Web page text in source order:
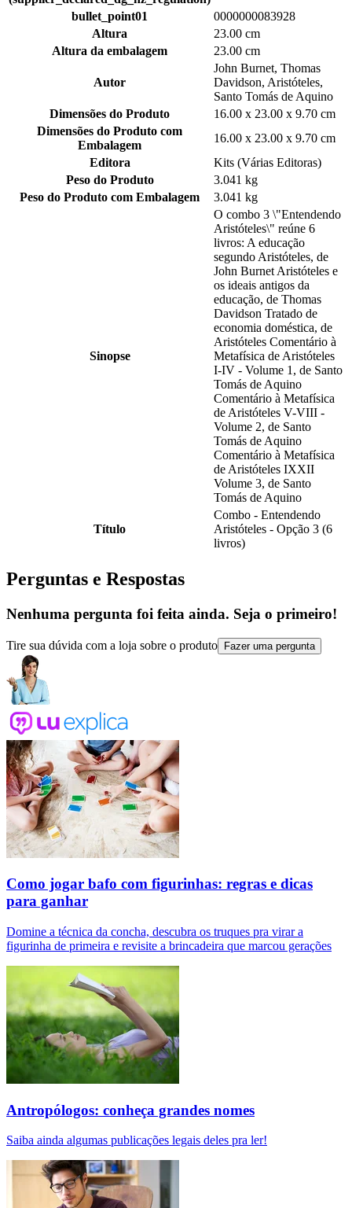
bullet_point01
0000000083928
Altura
23.00 cm
Altura da embalagem
23.00 cm
Autor
John Burnet, Thomas
Davidson, Aristóteles,
Santo Tomás de Aquino
Dimensões do Produto
16.00 x 23.00 x 9.70 cm
Dimensões do Produto com
Embalagem
16.00 x 23.00 x 9.70 cm
Editora
Kits (Várias Editoras)
Peso do Produto
3.041 kg
Peso do Produto com Embalagem
3.041 kg
Sinopse
O combo 3 \"Entendendo
Aristóteles\" reúne 6
livros: A educação
segundo Aristóteles, de
John Burnet Aristóteles e
os ideais antigos da
educação, de Thomas
Davidson Tratado de
economia doméstica, de
Aristóteles Comentário à
Metafísica de Aristóteles
I-IV - Volume 1, de Santo
Tomás de Aquino
Comentário à Metafísica
de Aristóteles V-VIII -
Volume 2, de Santo
Tomás de Aquino
Comentário à Metafísica
de Aristóteles IXXII
Volume 3, de Santo
Tomás de Aquino
Título
Combo - Entendendo
Aristóteles - Opção 3 (6
livros)
Perguntas e Respostas
Nenhuma pergunta foi feita ainda. Seja o primeiro!
Tire sua dúvida com a loja sobre o produto Fazer uma pergunta
Como jogar bafo com figurinhas: regras e dicas
para ganhar
Domine a técnica da concha, descubra os truques pra virar a
figurinha de primeira e revisite a brincadeira que marcou gerações
Antropólogos: conheça grandes nomes
Saiba ainda algumas publicações legais deles pra ler!